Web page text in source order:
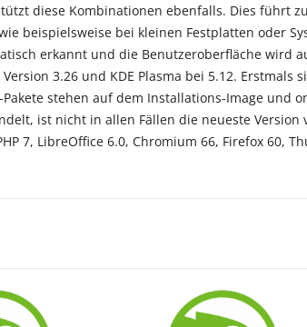
diese Kombinationen ebenfalls. Dies führt
beispielsweise bei kleinen Festplatten oder
erkannt und die Benutzeroberfläche wird
3.26 und KDE Plasma bei 5.12. Erstmals
stehen auf dem Installations-Image und
ist nicht in allen Fällen die neueste
7, LibreOffice 6.0, Chromium 66, Firefox 60,